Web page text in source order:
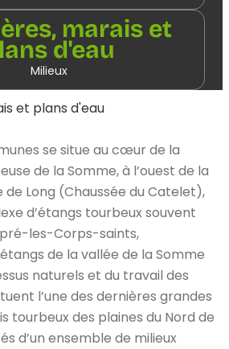
marais et
d'eau
Milieux
et plans d'eau
se situe au cœur de la
de la Somme, à l’ouest de la
Long (Chaussée du Catelet),
d’étangs tourbeux souvent
les-Corps-saints,
de la vallée de la Somme
naturels et du travail des
l’une des dernières grandes
tourbeux des plaines du Nord de
d’un ensemble de milieux